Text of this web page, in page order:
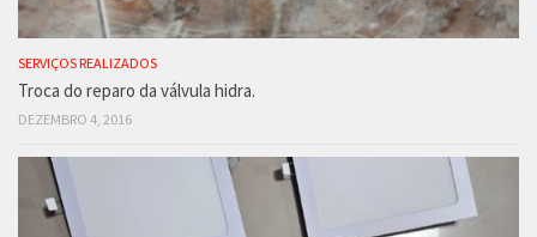
SERVIÇOS REALIZADOS
Troca do reparo da válvula hidra.
DEZEMBRO 4, 2016